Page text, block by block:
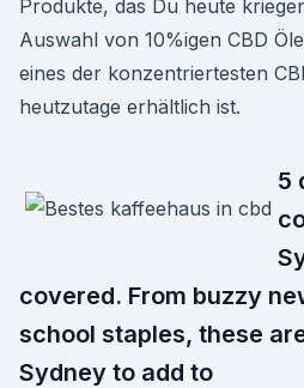
Produkte, das Du heute
Auswahl von 10%igen CBD
eines der konzentriertesten
heutzutage erhältlich ist.
5
covered. From buzzy
school staples, these
Sydney to add to